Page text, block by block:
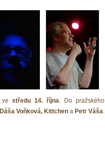
ve středu 14. října. Do pražského
Voňková, Kittchen a Petr Váša.